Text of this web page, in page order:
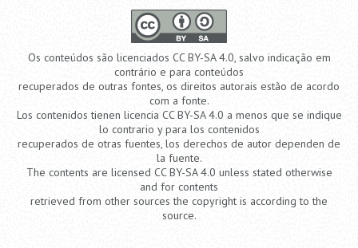
Os conteúdos são licenciados CC BY-SA 4.0, salvo indicação em
contrário e para conteúdos
recuperados de outras fontes, os direitos autorais estão de acordo
com a fonte.
Los contenidos tienen licencia CC BY-SA 4.0 a menos que se indique
lo contrario y para los contenidos
recuperados de otras fuentes, los derechos de autor dependen de
la fuente.
The contents are licensed CC BY-SA 4.0 unless stated otherwise
and for contents
retrieved from other sources the copyright is according to the
source.